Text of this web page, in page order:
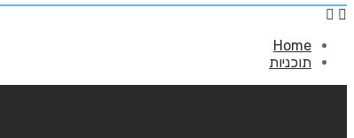
Home
תוכניות